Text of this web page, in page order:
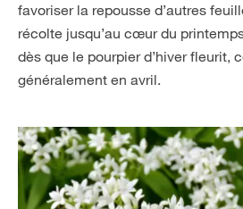
favoriser la repousse d’autres
récolte jusqu’au cœur du
dès que le pourpier d’hiver fleurit,
généralement en avril.